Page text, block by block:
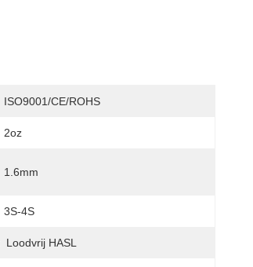
ISO9001/CE/ROHS
2oz
1.6mm
3S-4S
Loodvrij HASL